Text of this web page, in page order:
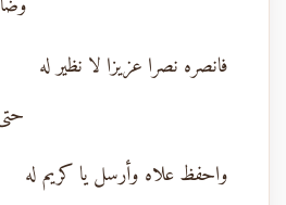
فانصره نصرا عزيزا لا نظير له
واحفظ علاه وأرسل يا كريم له